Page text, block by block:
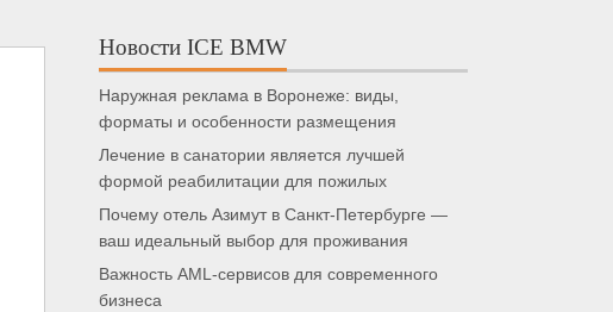
Новости ICE BMW
Наружная реклама в Воронеже: виды,
форматы и особенности размещения
Лечение в санатории является лучшей
формой реабилитации для пожилых
Почему отель Азимут в Санкт-Петербурге —
ваш идеальный выбор для проживания
Важность AML-сервисов для современного
бизнеса